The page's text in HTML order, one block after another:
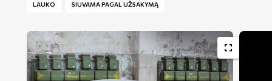
LAUKO SIUVAMA PAGAL UŽSAKYMĄ